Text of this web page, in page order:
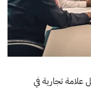
تجارية في